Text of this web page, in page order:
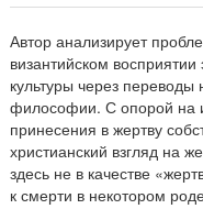
Автор анализирует
византийском
культуры через
философии. С опорой на
принесения в жертву
христианский взгляд на
здесь не в качестве
к смерти в некотором